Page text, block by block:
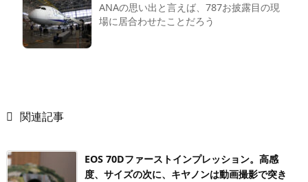
ANAの思い出と言えば、787お披露目の現
場に居合わせたことだろう
 関連記事
EOS 70Dファーストインプレッション。高感
度、サイズの次に、キヤノンは動画撮影で突き